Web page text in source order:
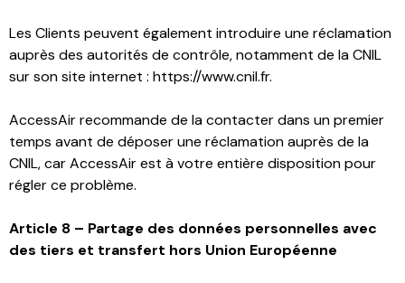
Les Clients peuvent également introduire une réclamation
auprès des autorités de contrôle, notamment de la CNIL
sur son site internet : https://www.cnil.fr.
AccessAir recommande de la contacter dans un premier
temps avant de déposer une réclamation auprès de la
CNIL, car AccessAir est à votre entière disposition pour
régler ce problème.
Article 8 – Partage des données personnelles avec
des tiers et transfert hors Union Européenne